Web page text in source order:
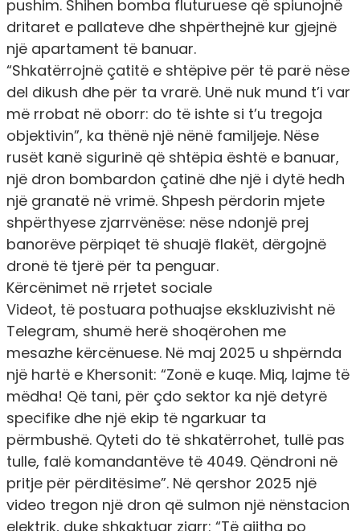
pushim. Shihen bomba fluturuese që spiunojnë
dritaret e pallateve dhe shpërthejnë kur gjejnë
një apartament të banuar.
“Shkatërrojnë çatitë e shtëpive për të parë nëse
del dikush dhe për ta vrarë. Unë nuk mund t’i var
më rrobat në oborr: do të ishte si t’u tregoja
objektivin”, ka thënë një nënë familjeje. Nëse
rusët kanë sigurinë që shtëpia është e banuar,
një dron bombardon çatinë dhe një i dytë hedh
një granatë në vrimë. Shpesh përdorin mjete
shpërthyese zjarrvënëse: nëse ndonjë prej
banorëve përpiqet të shuajë flakët, dërgojnë
dronë të tjerë për ta penguar.
Kërcënimet në rrjetet sociale
Videot, të postuara pothuajse ekskluzivisht në
Telegram, shumë herë shoqërohen me
mesazhe kërcënuese. Në maj 2025 u shpërnda
një hartë e Khersonit: “Zonë e kuqe. Miq, lajme të
mëdha! Që tani, për çdo sektor ka një detyrë
specifike dhe një ekip të ngarkuar ta
përmbushë. Qyteti do të shkatërrohet, tullë pas
tulle, falë komandantëve të 4049. Qëndroni në
pritje për përditësime”. Në qershor 2025 një
video tregon një dron që sulmon një nënstacion
elektrik, duke shkaktuar zjarr: “Të gjitha po